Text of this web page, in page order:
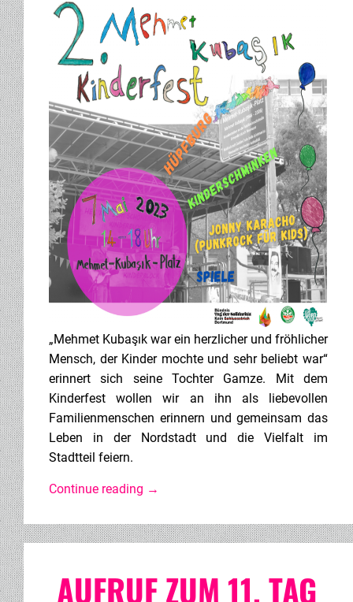
„Mehmet Kubaşık war ein herzlicher und fröhlicher
Mensch, der Kinder mochte und sehr beliebt war“
erinnert sich seine Tochter Gamze. Mit dem
Kinderfest wollen wir an ihn als liebevollen
Familienmenschen erinnern und gemeinsam das
Leben in der Nordstadt und die Vielfalt im
Stadtteil feiern.
Continue reading →
AUFRUF ZUM 11. TAG